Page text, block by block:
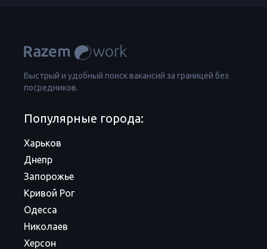
Быстрый и удобный поиск вакансий за границей без
посредников.
Популярные города:
Харьков
Днепр
Запорожье
Кривой Рог
Одесса
Николаев
Херсон